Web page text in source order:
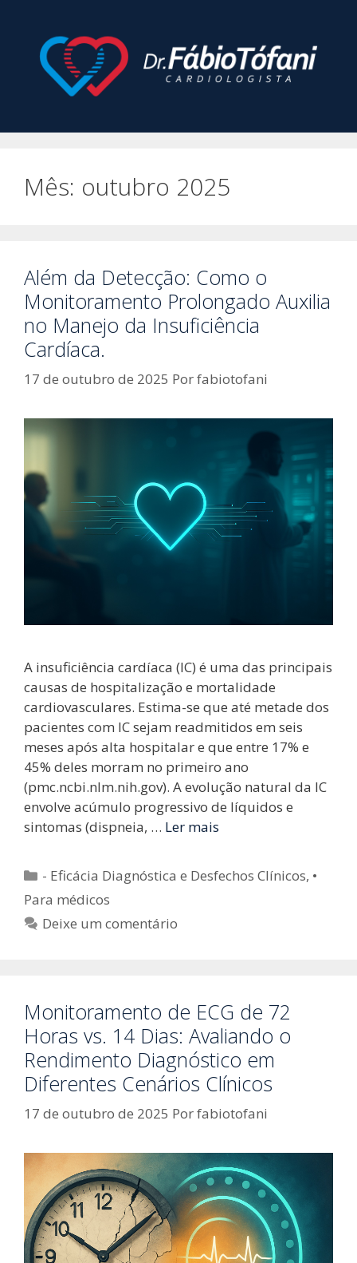
conteúdo
Mês: outubro 2025
Além da Detecção: Como o
Monitoramento Prolongado Auxilia
no Manejo da Insuficiência
Cardíaca.
17 de outubro de 2025 Porfabiotofani
A insuficiência cardíaca (IC) é uma das principais
causas de hospitalização e mortalidade
cardiovasculares. Estima-se que até metade dos
pacientes com IC sejam readmitidos em seis
meses após alta hospitalar e que entre 17% e
45% deles morram no primeiro ano
(pmc.ncbi.nlm.nih.gov). A evolução natural da IC
envolve acúmulo progressivo de líquidos e
sintomas (dispneia, … Ler mais
Categorias
- Eficácia Diagnóstica e Desfechos Clínicos, •
Para médicos
Deixe um comentário
Monitoramento de ECG de 72
Horas vs. 14 Dias: Avaliando o
Rendimento Diagnóstico em
Diferentes Cenários Clínicos
17 de outubro de 2025 Porfabiotofani